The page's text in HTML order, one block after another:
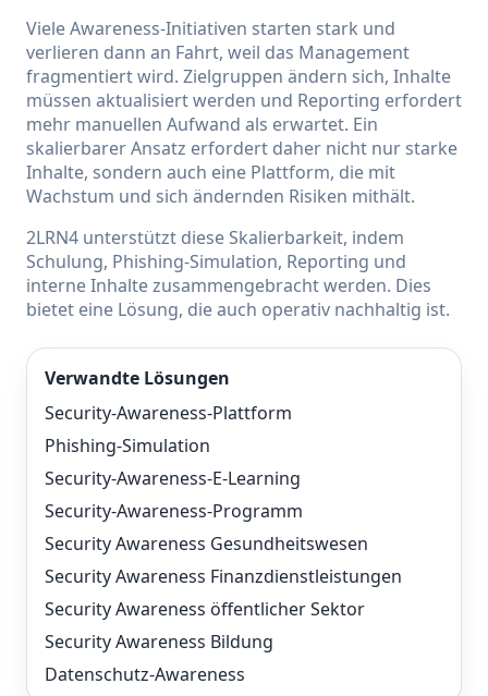
Viele Awareness-Initiativen starten stark und
verlieren dann an Fahrt, weil das Management
fragmentiert wird. Zielgruppen ändern sich, Inhalte
müssen aktualisiert werden und Reporting erfordert
mehr manuellen Aufwand als erwartet. Ein
skalierbarer Ansatz erfordert daher nicht nur starke
Inhalte, sondern auch eine Plattform, die mit
Wachstum und sich ändernden Risiken mithält.
2LRN4 unterstützt diese Skalierbarkeit, indem
Schulung, Phishing-Simulation, Reporting und
interne Inhalte zusammengebracht werden. Dies
bietet eine Lösung, die auch operativ nachhaltig ist.
Verwandte Lösungen
Security-Awareness-Plattform
Phishing-Simulation
Security-Awareness-E-Learning
Security-Awareness-Programm
Security Awareness Gesundheitswesen
Security Awareness Finanzdienstleistungen
Security Awareness öffentlicher Sektor
Security Awareness Bildung
Datenschutz-Awareness